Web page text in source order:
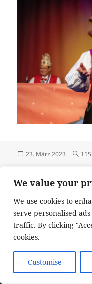
We value your
We use cookies to
serve personalised
traffic. By clicking
cookies.
Customise
Veröffentlicht
23. März 2023
VERÖFFENTLICHT IN
Große
je
Impressum und
WordPress